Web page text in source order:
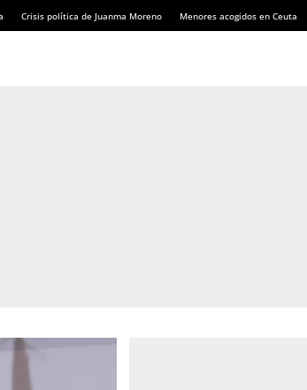
Crisis política de Juanma Moreno Menores acogidos en Ceuta